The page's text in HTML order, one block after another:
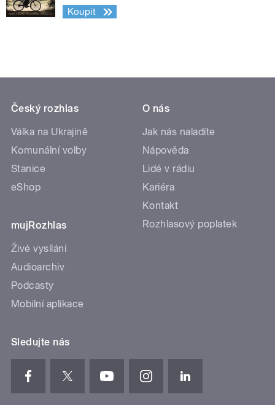
Koupit
Český rozhlas
Válka na Ukrajině
Komunální volby
Stanice
eShop
mujRozhlas
Živé vysílání
Audioarchiv
Podcasty
Mobilní aplikace
O nás
Jak nás naladíte
Nápověda
Lidé v rádiu
Kariéra
Kontakt
Rozhlasový poplatek
Sledujte nás